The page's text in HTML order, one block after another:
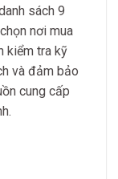
sách 9
nơi mua
kiểm tra kỹ
và đảm bảo
cung cấp